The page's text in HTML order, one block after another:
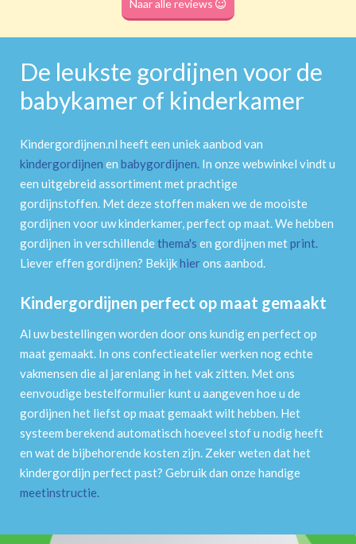
Naar alle reviews
De leukste gordijnen voor de
babykamer of kinderkamer
Kindergordijnen.nl heeft een uniek aanbod van
kindergordijnen en babygordijnen. In onze webwinkel vindt u
een uitgebreid assortiment met prachtige
gordijnstoffen. Met deze stoffen maken we de mooiste
gordijnen voor uw kinderkamer, perfect op maat. We hebben
gordijnen in verschillendethema's en gordijnen metprint.
Liever effen gordijnen? Bekijkhierons aanbod.
Kindergordijnen perfect op maat gemaakt
Al uw bestellingen worden door ons kundig en perfect op
maat gemaakt. In ons confectieatelier werken nog echte
vakmensen die al jarenlang in het vak zitten. Met ons
eenvoudige bestelformulier kunt u aangeven hoe u de
gordijnen het liefst op maat gemaakt wilt hebben. Het
systeem berekend automatisch hoeveel stof u nodig heeft
en wat de bijbehorende kosten zijn. Zeker weten dat het
kindergordijn perfect past? Gebruik dan onze handige
meetinstructie.